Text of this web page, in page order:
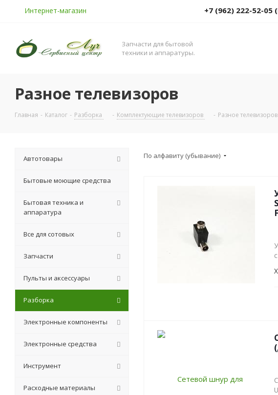
Интернет-магазин +7 (962) 222-52-05
Запчасти для бытовой
техники и аппаратуры.
Разное телевизоров
Главная - Каталог - Разборка - Комплектующие телевизоров - Разное телевизоров
По алфавиту (убывание)
Автотовары
Бытовые моющие средства
Бытовая техника и
аппаратура
Все для сотовых
Запчасти
Пульты и аксессуары
Разборка
Электронные компоненты
Электронные средства
Инструмент
Расходные материалы